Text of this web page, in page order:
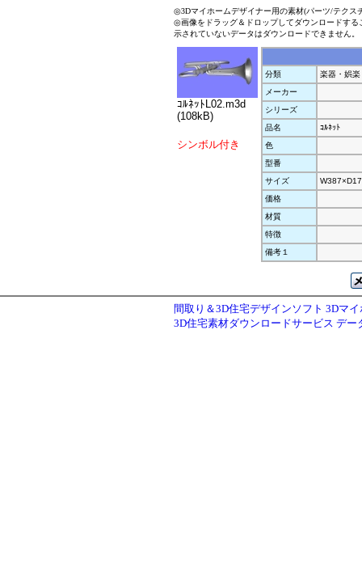
◎3Dマイホームデザイナー用の素材(パーツ/テクス
◎画像をドラッグ＆ドロップしてダウンロードす
示されていないデータはダウンロードできません。
ｺﾙﾈｯﾄL02.m3d
(108kB)
シンボル付き
分類
楽器・娯
メーカー
シリーズ
品名
ｺﾙﾈｯﾄ
色
型番
サイズ
価格
材質
特徴
備考１
間取り＆3D住宅デザインソフト 3Dマ
3D住宅素材ダウンロードサービス デー